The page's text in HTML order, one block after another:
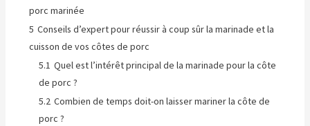
porc marinée
5 Conseils d’expert pour réussir à coup sûr la marinade et la
cuisson de vos côtes de porc
5.1 Quel est l’intérêt principal de la marinade pour la côte
de porc ?
5.2 Combien de temps doit-on laisser mariner la côte de
porc ?